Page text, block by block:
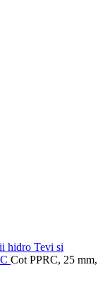
hidro Tevi si
Cot PPRC, 25 mm,